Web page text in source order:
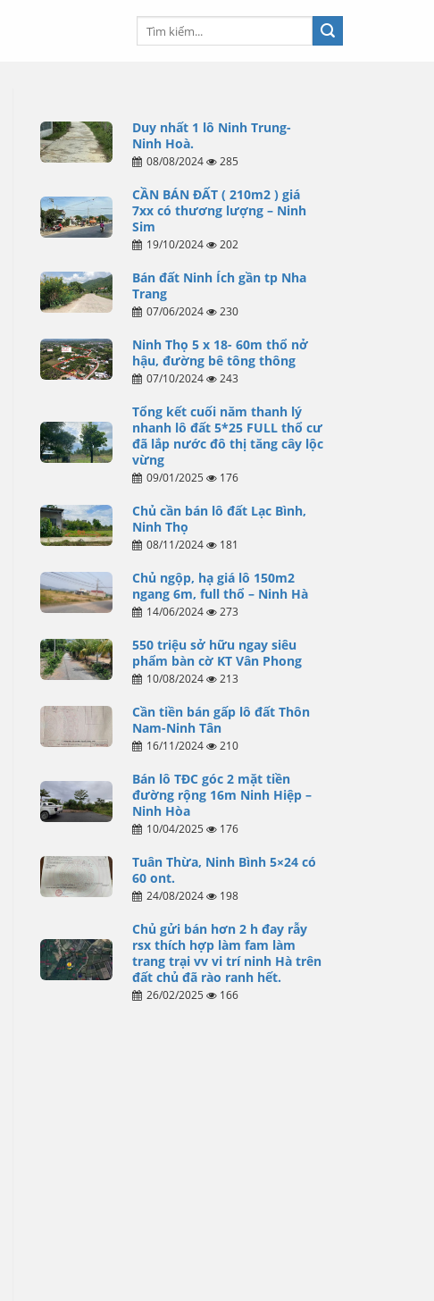
Duy nhất 1 lô Ninh Trung-
Ninh Hoà.
08/08/2024 285
CẦN BÁN ĐẤT ( 210m2 ) giá
7xx có thương lượng – Ninh
Sim
19/10/2024 202
Bán đất Ninh Ích gần tp Nha
Trang
07/06/2024 230
Ninh Thọ 5 x 18- 60m thổ nở
hậu, đường bê tông thông
07/10/2024 243
Tổng kết cuối năm thanh lý
nhanh lô đất 5*25 FULL thổ cư
đã lắp nước đô thị tăng cây lộc
vừng
09/01/2025 176
Chủ cần bán lô đất Lạc Bình,
Ninh Thọ
08/11/2024 181
Chủ ngộp, hạ giá lô 150m2
ngang 6m, full thổ – Ninh Hà
14/06/2024 273
550 triệu sở hữu ngay siêu
phẩm bàn cờ KT Vân Phong
10/08/2024 213
Cần tiền bán gấp lô đất Thôn
Nam-Ninh Tân
16/11/2024 210
Bán lô TĐC góc 2 mặt tiền
đường rộng 16m Ninh Hiệp –
Ninh Hòa
10/04/2025 176
Tuân Thừa, Ninh Bình 5×24 có
60 ont.
24/08/2024 198
Chủ gửi bán hơn 2 h đay rẫy
rsx thích hợp làm fam làm
trang trại vv vi trí ninh Hà trên
đất chủ đã rào ranh hết.
26/02/2025 166